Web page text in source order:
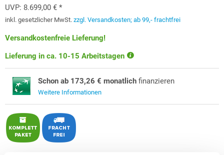
UVP: 8.699,00 € *
inkl. gesetzlicher MwSt. zzgl. Versandkosten; ab 99,- frachtfrei
Versandkostenfreie Lieferung!
Lieferung in ca. 10-15 Arbeitstagen
Schon ab 173,26 € monatlich finanzieren
Weitere Informationen